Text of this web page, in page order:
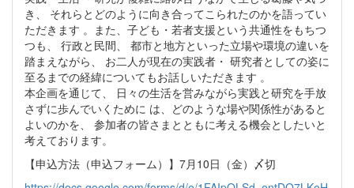
き、 それらとどのように向き合ってこられたのかを語ってい
ただきます 。また、子ども・若者支援という共通性をもちつ
つも、 行政と民間、 都市と地方といった立場や環境の違いを
踏まえながら、 お二人が現在の実践者・ 研究者としての姿に
至るまでの経緯についてもお話しいただきます 。
本企画を通じて、 日々の生活を営みながら実践と研究を手放
さずに歩んでいくために は、どのような場や関係性があると
よいのかを、 参加者の皆さまとともに考える機会としたいと
考えております。
【申込方法（申込フォーム）】7月10日（金）〆切